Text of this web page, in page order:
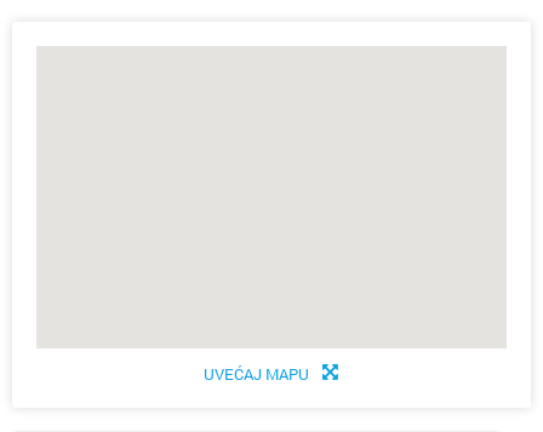
UVEĆAJ MAPU